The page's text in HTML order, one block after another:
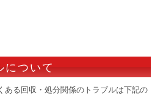
について
ある回収・処分関係のトラブルは下記の